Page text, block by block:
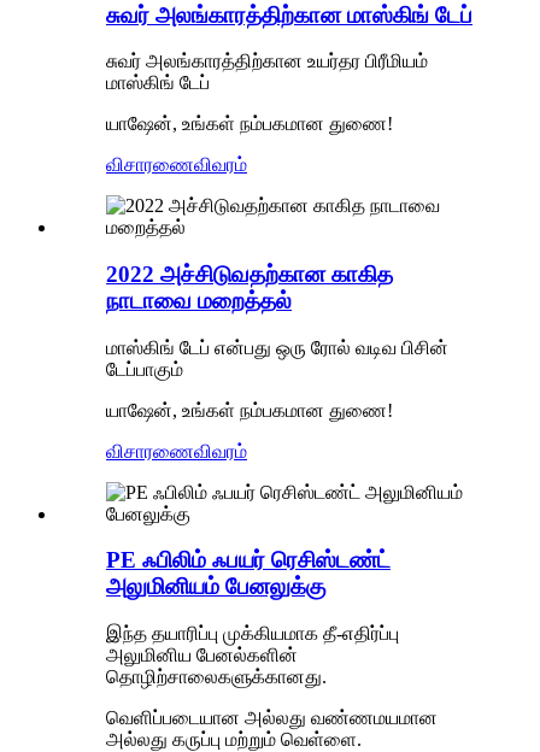
சுவர் அலங்காரத்திற்கான மாஸ்கிங் டேப்
சுவர் அலங்காரத்திற்கான உயர்தர பிரீமியம்
மாஸ்கிங் டேப்
யாஷேன், உங்கள் நம்பகமான துணை!
விசாரணைவிவரம்
2022 அச்சிடுவதற்கான காகித
நாடாவை மறைத்தல்
மாஸ்கிங் டேப் என்பது ஒரு ரோல் வடிவ பிசின்
டேப்பாகும்
யாஷேன், உங்கள் நம்பகமான துணை!
விசாரணைவிவரம்
PE ஃபிலிம் ஃபயர் ரெசிஸ்டண்ட்
அலுமினியம் பேனலுக்கு
இந்த தயாரிப்பு முக்கியமாக தீ-எதிர்ப்பு
அலுமினிய பேனல்களின்
தொழிற்சாலைகளுக்கானது.
வெளிப்படையான அல்லது வண்ணமயமான
அல்லது கருப்பு மற்றும் வெள்ளை.